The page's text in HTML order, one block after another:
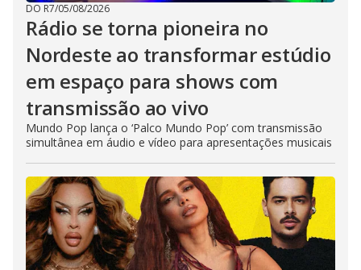
DO R7/05/08/2026
Rádio se torna pioneira no
Nordeste ao transformar estúdio
em espaço para shows com
transmissão ao vivo
Mundo Pop lança o ‘Palco Mundo Pop’ com transmissão
simultânea em áudio e vídeo para apresentações musicais